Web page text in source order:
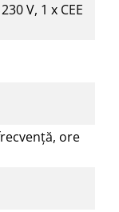
V, 1 x CEE
ore